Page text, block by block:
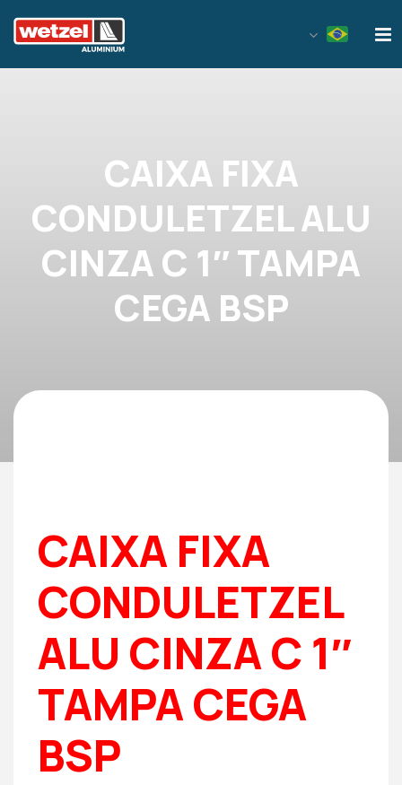
CAIXA FIXA
CONDULETZEL ALU
CINZA C 1″ TAMPA
CEGA BSP
CAIXA FIXA
CONDULETZEL
ALU CINZA C 1″
TAMPA CEGA
BSP